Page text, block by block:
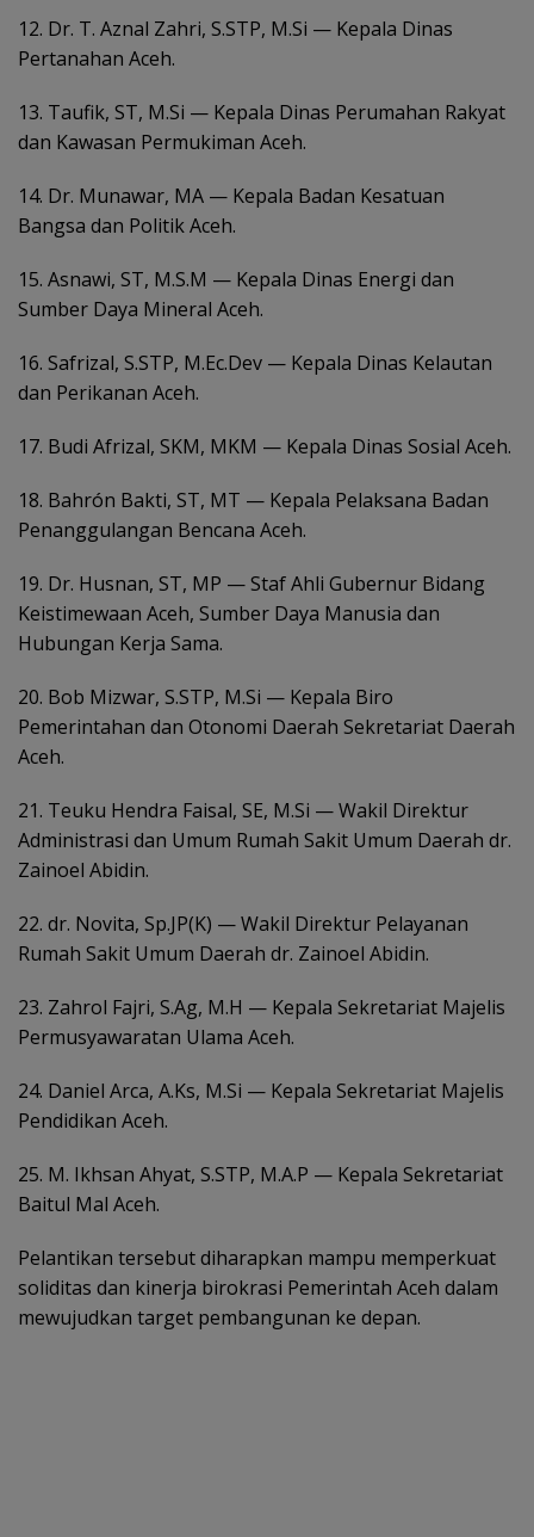
12. Dr. T. Aznal Zahri, S.STP, M.Si — Kepala Dinas
Pertanahan Aceh.
13. Taufik, ST, M.Si — Kepala Dinas Perumahan Rakyat
dan Kawasan Permukiman Aceh.
14. Dr. Munawar, MA — Kepala Badan Kesatuan
Bangsa dan Politik Aceh.
15. Asnawi, ST, M.S.M — Kepala Dinas Energi dan
Sumber Daya Mineral Aceh.
16. Safrizal, S.STP, M.Ec.Dev — Kepala Dinas Kelautan
dan Perikanan Aceh.
17. Budi Afrizal, SKM, MKM — Kepala Dinas Sosial Aceh.
18. Bahrón Bakti, ST, MT — Kepala Pelaksana Badan
Penanggulangan Bencana Aceh.
19. Dr. Husnan, ST, MP — Staf Ahli Gubernur Bidang
Keistimewaan Aceh, Sumber Daya Manusia dan
Hubungan Kerja Sama.
20. Bob Mizwar, S.STP, M.Si — Kepala Biro
Pemerintahan dan Otonomi Daerah Sekretariat Daerah
Aceh.
21. Teuku Hendra Faisal, SE, M.Si — Wakil Direktur
Administrasi dan Umum Rumah Sakit Umum Daerah dr.
Zainoel Abidin.
22. dr. Novita, Sp.JP(K) — Wakil Direktur Pelayanan
Rumah Sakit Umum Daerah dr. Zainoel Abidin.
23. Zahrol Fajri, S.Ag, M.H — Kepala Sekretariat Majelis
Permusyawaratan Ulama Aceh.
24. Daniel Arca, A.Ks, M.Si — Kepala Sekretariat Majelis
Pendidikan Aceh.
25. M. Ikhsan Ahyat, S.STP, M.A.P — Kepala Sekretariat
Baitul Mal Aceh.
Pelantikan tersebut diharapkan mampu memperkuat
soliditas dan kinerja birokrasi Pemerintah Aceh dalam
mewujudkan target pembangunan ke depan.